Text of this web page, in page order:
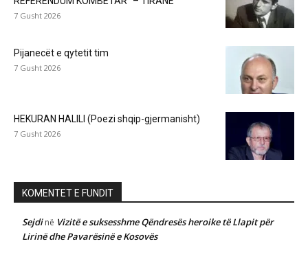
7 Gusht 2026
Pijanecët e qytetit tim
7 Gusht 2026
HEKURAN HALILI (Poezi shqip-gjermanisht)
7 Gusht 2026
KOMENTET E FUNDIT
Sejdinë Vizitë e suksesshme Qëndresës heroike të Llapit për
Lirinë dhe Pavarësinë e Kosovës